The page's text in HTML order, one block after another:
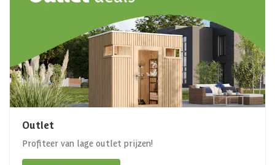
Outlet
Profiteer van lage outlet prijzen!